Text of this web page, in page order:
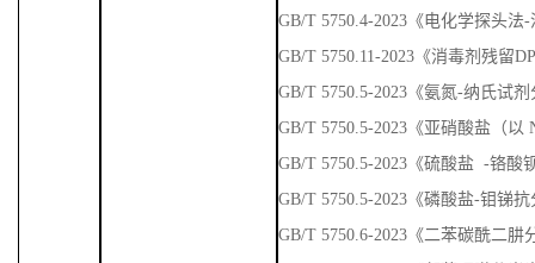
GB/T 5750.4-2023《电化学探头法
GB/T 5750.11-2023《消毒剂残留
GB/T 5750.5-2023《氨氮-纳氏试
GB/T 5750.5-2023《亚硝酸盐（
GB/T 5750.5-2023《硫酸盐 -铬酸
GB/T 5750.5-2023《磷酸盐-钼锑
GB/T 5750.6-2023《二苯碳酰二